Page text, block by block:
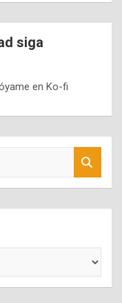
siga
en Ko-fi